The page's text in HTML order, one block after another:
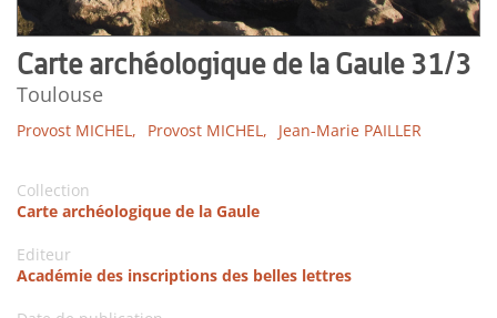
Carte archéologique de la Gaule 31/3
Toulouse
Provost MICHEL, Provost MICHEL, Jean-Marie PAILLER
Collection
Carte archéologique de la Gaule
Editeur
Académie des inscriptions des belles lettres